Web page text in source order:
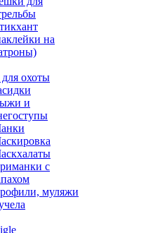
на
охоты
и
с
муляжи